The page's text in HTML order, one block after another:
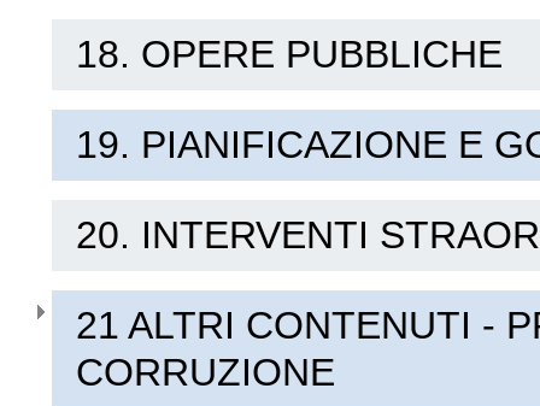
18. OPERE PUBBLICHE
19. PIANIFICAZIONE E
20. INTERVENTI
21 ALTRI CONTENUTI -
CORRUZIONE